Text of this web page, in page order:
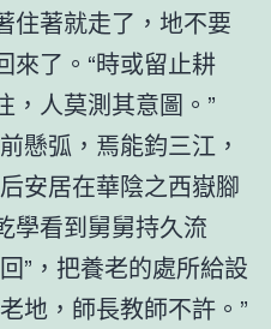
住著就走了，地不要
來了。“時或留止耕
，人莫測其意圖。”
懸弧，焉能鈞三江，
安居在華陰之西嶽腳
學看到舅舅持久流
”，把養老的處所給設
地，師長教師不許。”